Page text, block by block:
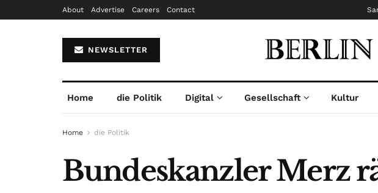
About Advertise Careers Contact
NEWSLETTER
Home die Politik Digital Gesellschaft Kultur
Home die Politik
Bundeskanzler Merz